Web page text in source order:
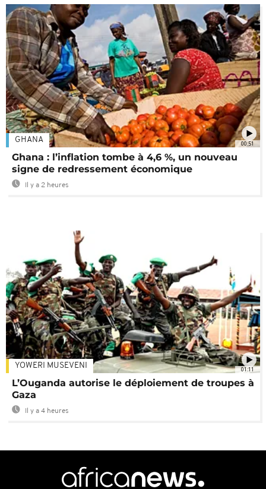
00:51
GHANA
Ghana : l’inflation tombe à 4,6 %, un nouveau
signe de redressement économique
Il y a 2 heures
01:11
YOWERI MUSEVENI
L’Ouganda autorise le déploiement de troupes à
Gaza
Il y a 4 heures